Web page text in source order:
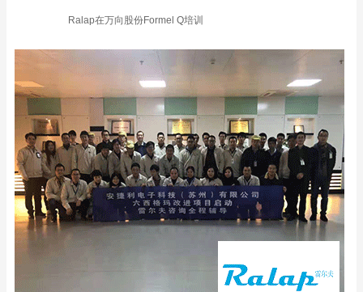
Ralap在万向股份Formel Q培训